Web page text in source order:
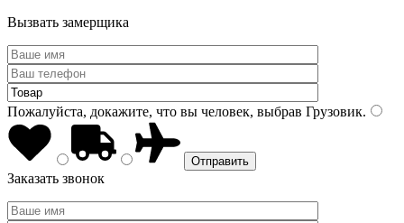
Вызвать замерщика
Пожалуйста, докажите, что вы человек, выбрав Грузовик.
Заказать звонок